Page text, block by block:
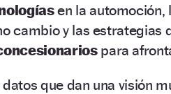
en la automoción,
cambio y las estrategias
para
datos que dan una visión